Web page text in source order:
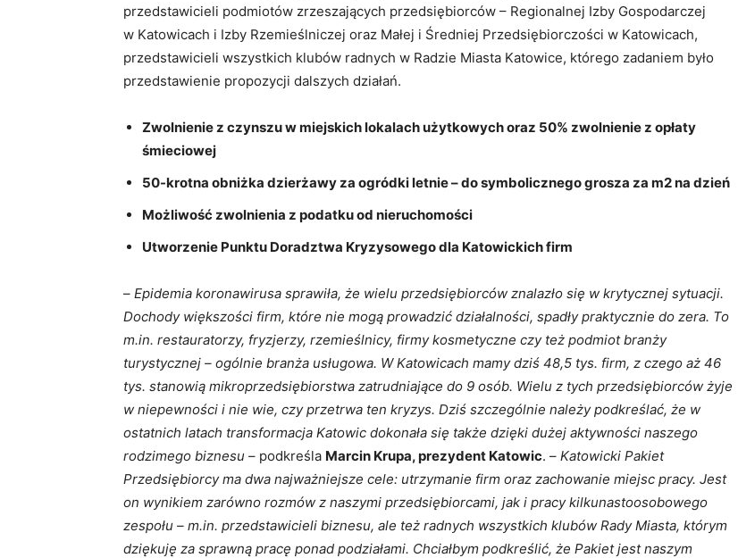
przedstawicieli podmiotów zrzeszających przedsiębiorców – Regionalnej Izby Gospodarczej
w Katowicach i Izby Rzemieślniczej oraz Małej i Średniej Przedsiębiorczości w Katowicach,
przedstawicieli wszystkich klubów radnych w Radzie Miasta Katowice, którego zadaniem było
przedstawienie propozycji dalszych działań.
Zwolnienie z czynszu w miejskich lokalach użytkowych oraz 50% zwolnienie z opłaty
śmieciowej
50-krotna obniżka dzierżawy za ogródki letnie – do symbolicznego grosza za m2 na dzień
Możliwość zwolnienia z podatku od nieruchomości
Utworzenie Punktu Doradztwa Kryzysowego dla Katowickich firm
– Epidemia koronawirusa sprawiła, że wielu przedsiębiorców znalazło się w krytycznej sytuacji.
Dochody większości firm, które nie mogą prowadzić działalności, spadły praktycznie do zera. To
m.in. restauratorzy, fryzjerzy, rzemieślnicy, firmy kosmetyczne czy też podmiot branży
turystycznej – ogólnie branża usługowa. W Katowicach mamy dziś 48,5 tys. firm, z czego aż 46
tys. stanowią mikroprzedsiębiorstwa zatrudniające do 9 osób. Wielu z tych przedsiębiorców żyje
w niepewności i nie wie, czy przetrwa ten kryzys. Dziś szczególnie należy podkreślać, że w
ostatnich latach transformacja Katowic dokonała się także dzięki dużej aktywności naszego
rodzimego biznesu – podkreśla Marcin Krupa, prezydent Katowic. – Katowicki Pakiet
Przedsiębiorcy ma dwa najważniejsze cele: utrzymanie firm oraz zachowanie miejsc pracy. Jest
on wynikiem zarówno rozmów z naszymi przedsiębiorcami, jak i pracy kilkunastoosobowego
zespołu – m.in. przedstawicieli biznesu, ale też radnych wszystkich klubów Rady Miasta, którym
dziękuję za sprawną pracę ponad podziałami. Chciałbym podkreślić, że Pakiet jest naszym